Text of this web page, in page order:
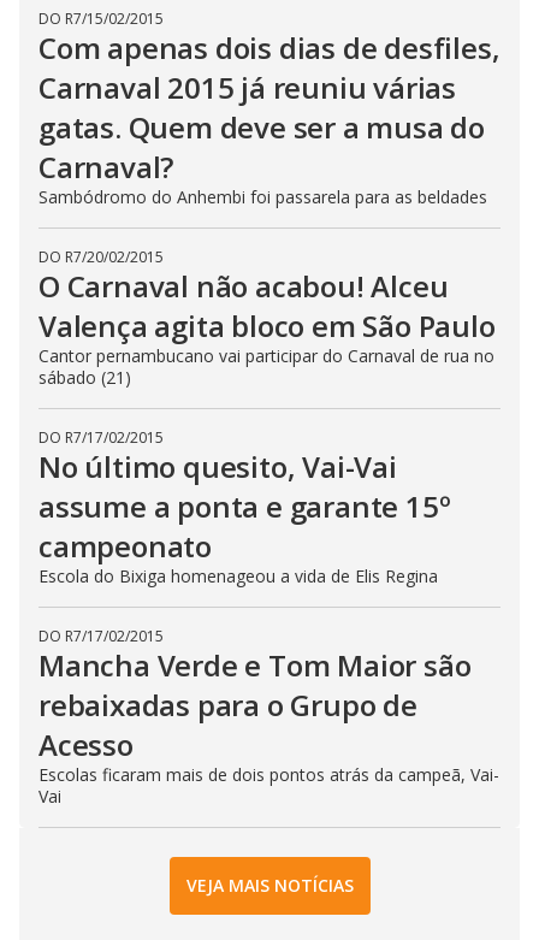
DO R7/15/02/2015
Com apenas dois dias de desfiles,
Carnaval 2015 já reuniu várias
gatas. Quem deve ser a musa do
Carnaval?
Sambódromo do Anhembi foi passarela para as beldades
DO R7/20/02/2015
O Carnaval não acabou! Alceu
Valença agita bloco em São Paulo
Cantor pernambucano vai participar do Carnaval de rua no
sábado (21)
DO R7/17/02/2015
No último quesito, Vai-Vai
assume a ponta e garante 15º
campeonato
Escola do Bixiga homenageou a vida de Elis Regina
DO R7/17/02/2015
Mancha Verde e Tom Maior são
rebaixadas para o Grupo de
Acesso
Escolas ficaram mais de dois pontos atrás da campeã, Vai-
Vai
VEJA MAIS NOTÍCIAS